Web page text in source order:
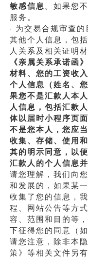
敏感信息。如果您
服务。
· 为交易合规审查
其他个人信息，包
人关系及相关证明
《亲属关系承诺函
材料、您的工资收
个人信息（姓名、
果您不是汇款人本
人信息，包括汇款
体以届时小程序页
不是您本人，您应
收集、存储、使用
其的明示同意，以
汇款人的个人信息
请您理解，我们向
和发展的，如果某
收集了您的信息，
程、网站公告等方
容、范围和目的等
下征得您的同意（如
请您注意，除非本
策》等相关文件另